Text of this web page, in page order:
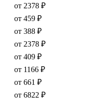
от 2378 ₽
от 459 ₽
от 388 ₽
от 2378 ₽
от 409 ₽
от 1166 ₽
от 661 ₽
от 6822 ₽